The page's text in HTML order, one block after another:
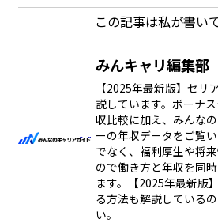
この記事は私が書い
みんキャリ編集部
【2025年最新版】セリ
説しています。ボーナ
収比較に加え、みんな
ーの年収データをご覧
でなく、福利厚生や将
ので働き方と年収を同
ます。【2025年最新版
る方法も解説している
い。